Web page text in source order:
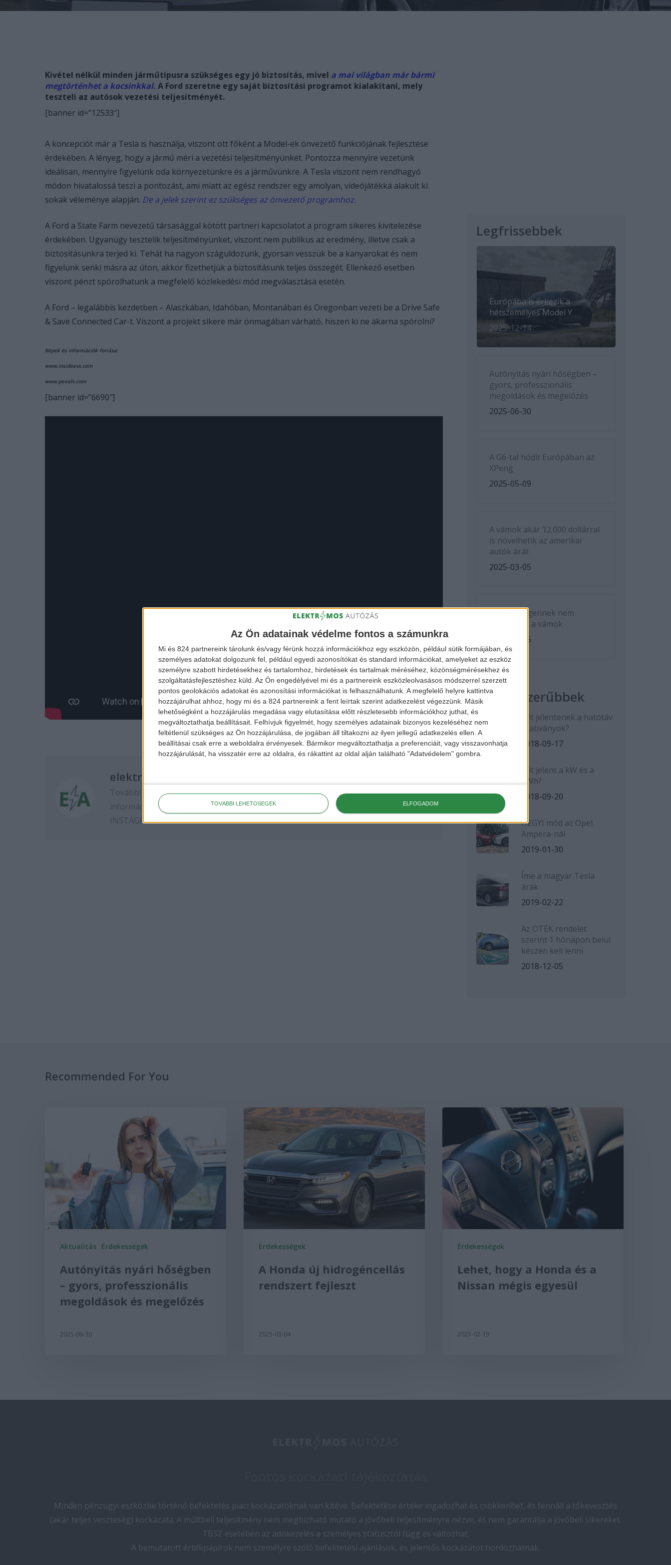
Az Ön adatainak védelme fontos a számunkra
Mi és 824 partnereink tárolunk és/vagy férünk hozzá információkhoz egy eszközön, például sütik formájában, és
személyes adatokat dolgozunk fel, például egyedi azonosítókat és standard információkat, amelyeket az eszköz
személyre szabott hirdetésekhez és tartalomhoz, hirdetések és tartalmak méréséhez, közönségmérésekhez és
szolgáltatásfejlesztéshez küld. Az Ön engedélyével mi és a partnereink eszközleolvasásos módszerrel szerzett
pontos geolokációs adatokat és azonosítási információkat is felhasználhatunk. A megfelelő helyre kattintva
hozzájárulhat ahhoz, hogy mi és a 824 partnereink a fent leírtak szerint adatkezelést végezzünk. Másik
lehetőségként a hozzájárulás megadása vagy elutasítása előtt részletesebb információkhoz juthat, és
megváltoztathatja beállításait. Felhívjuk figyelmét, hogy személyes adatainak bizonyos kezeléséhez nem
feltétlenül szükséges az Ön hozzájárulása, de jogában áll tiltakozni az ilyen jellegű adatkezelés ellen. A
beállításai csak erre a weboldalra érvényesek. Bármikor megváltoztathatja a preferenciáit, vagy visszavonhatja
hozzájárulását, ha visszatér erre az oldalra, és rákattint az oldal alján található "Adatvédelem" gombra.
TOVÁBBI LEHETŐSÉGEK ELFOGADOM
Kivétel nélkül minden járműtípusra szükséges egy jó biztosítás, mivel a mai világban már bármi
megtörténhet a kocsinkkal. A Ford szeretne egy saját biztosítási programot kialakítani, mely
teszteli az autósok vezetési teljesítményét.
[banner id=”12533″]
A koncepciót már a Tesla is használja, viszont ott főként a Model-ek önvezető funkciójának fejlesztése
érdekében. A lényeg, hogy a jármű méri a vezetési teljesítményünket. Pontozza mennyire vezetünk
ideálisan, mennyire figyelünk oda környezetünkre és a járművünkre. A Tesla viszont nem rendhagyó
módon hivatalossá teszi a pontozást, ami miatt az egész rendszer egy amolyan, videójátékká alakult ki
sokak véleménye alapján. De a jelek szerint ez szükséges az önvezető programhoz.
A Ford a State Farm nevezetű társasággal kötött partneri kapcsolatot a program sikeres kivitelezése
érdekében. Ugyanúgy tesztelik teljesítményünket, viszont nem publikus az eredmény, illetve csak a
biztosításunkra terjed ki. Tehát ha nagyon száguldozunk, gyorsan vesszük be a kanyarokat és nem
figyelünk senki másra az úton, akkor fizethetjük a biztosításunk teljes összegét. Ellenkező esetben
viszont pénzt spórolhatunk a megfelelő közlekedési mód megválasztása esetén.
A Ford – legalábbis kezdetben – Alaszkában, Idahóban, Montanában és Oregonban vezeti be a Drive Safe
& Save Connected Car-t. Viszont a projekt sikere már önmagában várható, hiszen ki ne akarna spórolni?
Képek és információk forrása:
www.insideevs.com
www.pexels.com
[banner id=”6690″]
elektromos-autozas.hu
További elektromos autós hírekért,
információkért kövess minket aFACEBOOKés
INSTAGRAMoldalon.
Legfrissebbek
Európába is érkezik a
hétszemélyes Model Y
2025-12-14
Autónyitás nyári hőségben –
gyors, professzionális
megoldások és megelőzés
2025-06-30
A G6-tal hódít Európában az
XPeng
2025-05-09
A vámok akár 12.000 dollárral
is növelhetik az amerikai
autók árát
2025-03-05
A Volkswagennek nem
kedveznek a vámok
2025-03-05
Legnépszerűbbek
Mit jelentenek a hatótáv
szabványok?
2018-09-17
Mit jelent a kW és a
kWh?
2018-09-20
HEGYI mód az Opel
Ampera-nál
2019-01-30
Íme a magyar Tesla
árak
2019-02-22
Az OTÉK rendelet
szerint 1 hónapon belül
készen kell lenni
2018-12-05
Recommended For You
Aktualitás Érdekességek
Autónyitás nyári hőségben
– gyors, professzionális
megoldások és megelőzés
2025-06-30
Érdekességek
A Honda új hidrogéncellás
rendszert fejleszt
2025-03-04
Érdekességek
Lehet, hogy a Honda és a
Nissan mégis egyesül
2025-02-19
Minden pénzügyi eszközbe történő befektetés piaci kockázatoknak van kitéve. Befektetése értéke ingadozhat és csökkenhet, és fennáll a tőkevesztés
(akár teljes veszteség) kockázata. A múltbeli teljesítmény nem megbízható mutató a jövőbeli teljesítményre nézve, és nem garantálja a jövőbeli sikereket.
TBSZ esetében az adókezelés a személyes státusztól függ és változhat.
A bemutatott értékpapírok nem személyre szóló befektetési ajánlások, és jelentős kockázatot hordozhatnak.